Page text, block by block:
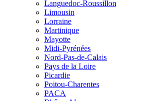
Languedoc-Roussillon
Limousin
Lorraine
Martinique
Mayotte
Midi-Pyrénées
Nord-Pas-de-Calais
Pays de la Loire
Picardie
Poitou-Charentes
PACA